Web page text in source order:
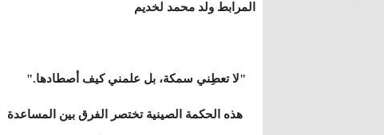
المرابط ولد محمد لخديم
"لا تعطِني سمكة، بل علمني كيف أصطادها."
هذه الحكمة الصينية تختصر الفرق بين المساعدة